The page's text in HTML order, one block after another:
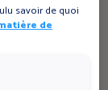
savoir de quoi
de